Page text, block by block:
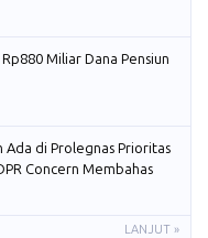
Miliar Dana Pensiun
Ada di Prolegnas Prioritas
Concern Membahas
LANJUT »